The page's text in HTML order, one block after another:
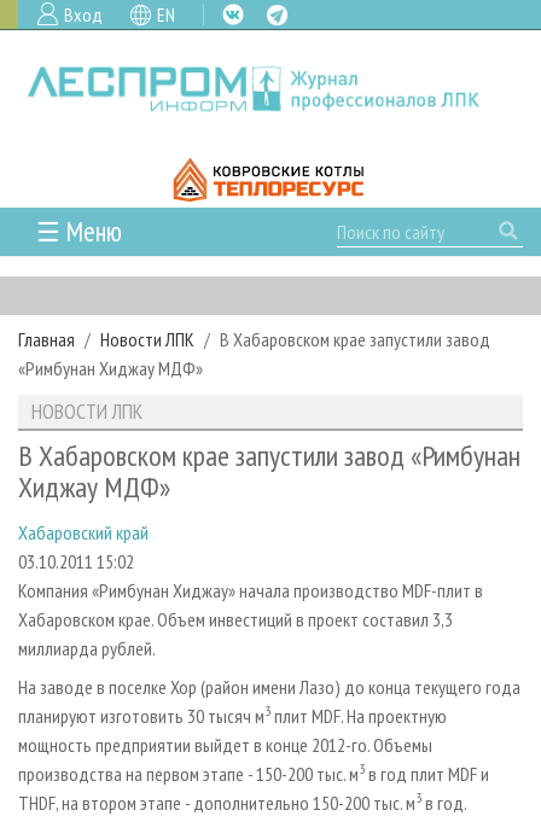
Вход EN
☰ Меню
ГЛАВНАЯ
РУБРИКИ И ТЕМЫ
РУБРИКИ ЖУРНАЛА
ЛЕСОЗАГОТОВКА
ЛЕСОПИЛЕНИЕ
СУШКА ДРЕВЕСИНЫ
ПРОИЗВОДСТВО ДРЕВЕСНЫХ ПЛИТ
ДЕРЕВЯННОЕ ДОМОСТРОЕНИЕ
ПРОИЗВОДСТВО МЕБЕЛИ
БИОЭНЕРГЕТИКА
ЦБП
ИНСТРУМЕНТ И МАТЕРИАЛЫ
НОВОСТИ
НОВОСТИ ЛПК
НОВОСТИ ЖУРНАЛА
ПРОЕКТЫ ЛПИ
АНАЛИТИКА
ПРЕДПРИЯТИЯ ЛПК
ПЕРСОНЫ
МОБИЛЬНЫЕ ВЫСТАВКИ
ОФИЦИАЛЬНЫЕ ДЕЛЕГАЦИИ
ПРИОРИТЕТНЫЕ ИНВЕСТПРОЕКТЫ
RUSSIAN FORESTRY REVIEW
ГАЗЕТА ЛЕСПРОМФОРУМ
БИБЛИОТЕКА СПЕЦИАЛИСТА
АРХИВ
АРХИВ ЖУРНАЛОВ
О ЖУРНАЛЕ
ПОДПИСКА
КОНТАКТЫ
РЕКЛАМОДАТЕЛЯМ
РЕКЛАМА
РЕКЛАМА НА САЙТЕ
Главная Новости ЛПК
В Хабаровском крае запустили завод
«Римбунан Хиджау МДФ»
НОВОСТИ ЛПК
В Хабаровском крае запустили завод «Римбунан
Хиджау МДФ»
Хабаровский край
03.10.2011 15:02
Компания «Римбунан Хиджау» начала производство MDF-плит в
Хабаровском крае. Объем инвестиций в проект составил 3,3
миллиарда рублей.
На заводе в поселке Хор (район имени Лазо) до конца текущего года
планируют изготовить 30 тысяч м3 плит MDF. На проектную
мощность предприятии выйдет в конце 2012-го. Объемы
производства на первом этапе - 150-200 тыс. м3 в год плит MDF и
THDF, на втором этапе - дополнительно 150-200 тыс. м3 в год.